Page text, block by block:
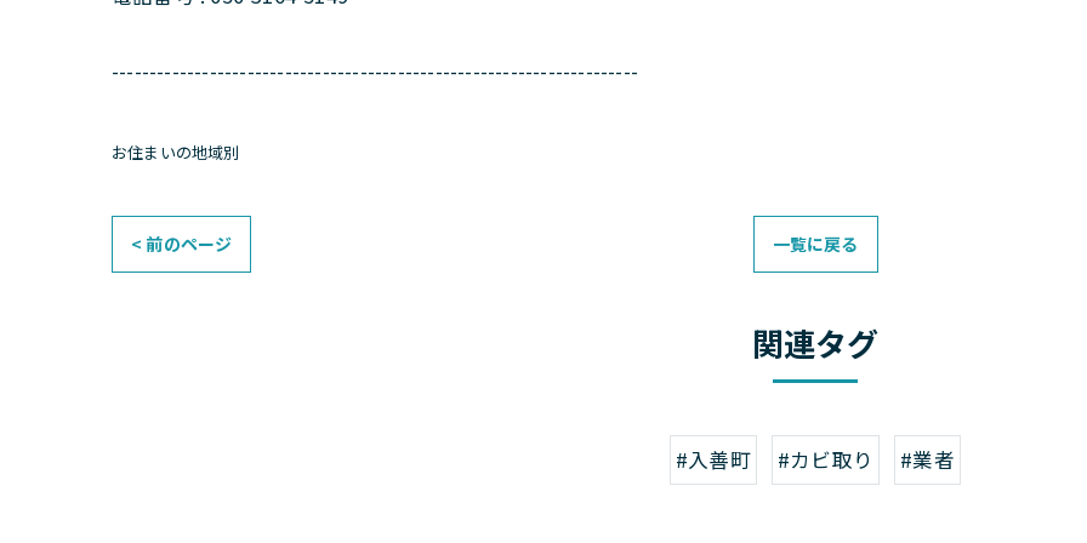
----------------------------------------------------------------------
お住まいの地域別
< 前のページ 一覧に戻る
関連タグ
#入善町 #カビ取り #業者